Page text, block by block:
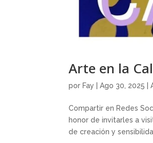
Arte en la
por Fay |Ago 30, 2025 |
Compartir en Redes
honor de invitarles a
de creación y